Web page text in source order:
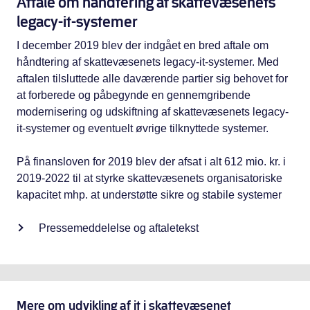
legacy-it-systemer
I december 2019 blev der indgået en bred aftale om
håndtering af skattevæsenets legacy-it-systemer. Med
aftalen tilsluttede alle daværende partier sig behovet for
at forberede og påbegynde en gennemgribende
modernisering og udskiftning af skattevæsenets legacy-
it-systemer og eventuelt øvrige tilknyttede systemer.
På finansloven for 2019 blev der afsat i alt 612 mio. kr. i
2019-2022 til at styrke skattevæsenets organisatoriske
kapacitet mhp. at understøtte sikre og stabile systemer
Pressemeddelelse og aftaletekst
Mere om udvikling af it i skattevæsenet